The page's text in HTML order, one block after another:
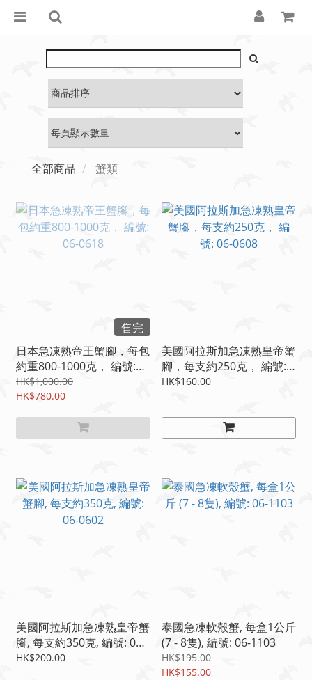
全部商品 蟹類
售完
日本急凍熟帝王蟹腳，每包
約重800-1000克， 編號:
06-0618
HK$1,000.00
HK$780.00
美國阿拉斯加急凍熟皇帝蟹
腳，每支約250克， 編號:
06-0608
HK$160.00
美國阿拉斯加急凍熟皇帝蟹
腳, 每支約350克, 編號: 06-
0602
HK$200.00
泰國急凍軟殼蟹, 每盒1公斤
(7 - 8隻), 編號: 06-1103
HK$195.00
HK$155.00